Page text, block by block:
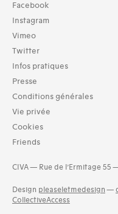
Facebook
Instagram
Vimeo
Twitter
Infos pratiques
Presse
Conditions générales
Vie privée
Cookies
Friends
CIVA — Rue de l’Ermitage 55
Design pleaseletmedesign —
CollectiveAccess